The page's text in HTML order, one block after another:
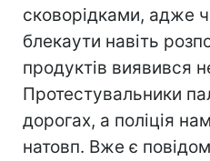
сковорідками, адже
блекаути навіть
продуктів виявився
Протестувальники
дорогах, а поліція
натовп. Вже є